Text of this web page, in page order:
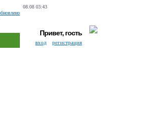
08.08 03:43
Привет, гость
вход регистрация